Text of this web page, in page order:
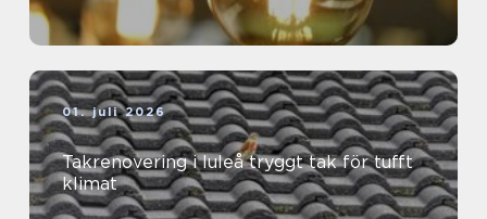
01. juli 2026
Takrenovering i luleå tryggt tak för tufft
klimat